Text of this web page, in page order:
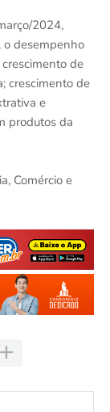
2024,
o desempenho
de
crescimento de
e
produtos da
Comércio e